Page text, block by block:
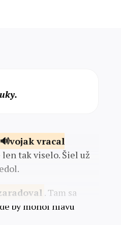
vojak vracal
tak viselo. Šiel už
. Tam sa
by mohol hlavu